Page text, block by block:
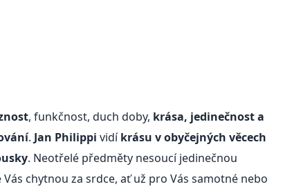
, funkčnost, duch doby, krása, jedinečnost a
. Jan Philippi vidíkrásu v obyčejných věcech
. Neotřelé předměty nesoucí jedinečnou
chytnou za srdce, ať už pro Vás samotné nebo